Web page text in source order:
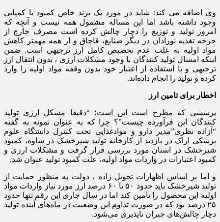
وی اضافه می کند: شاید در مورد یک برند خاص کمبود یا کمیابی
وجود داشته باشد اما این مساله مشمول همه نیست و آنچه که
امروز تولید و توزیع را دچار چالش کرده است مصرف خارج از
چرخه تغذیه نوزادان در دیگر صنایع، قاچاق و از همه مهمتر کاهش
مواد اولیه به علت عدم تخصیص کامل ارز ترجیهی است. ضمن
اینکه امسال تولید کنندگان با وجود مشکلات ارزی ، بدون انتقال ارز
ترجیهی و با استفاده از اعتبار خود بدون وقفه مواد اولیه را وارد
کرده و تولید را انجام داده‌اند.
اخطار برای تامین ارز
پرسشی که مطرح است این است؛ “دقیقا مشکل ارزی تولید
کنندگان این فرآورده چیست”؟ چرا که به عنوان نمونه به گفته
“آزاده نظری”مدیر دارو و موادغذایی تحت کنترل دانشگاه علوم
پزشکی اراک در بازدید از کارخانه تولید شیرخشک در ساوه، کمبود
شیرخشک در استان مورد بررسی قرار گرفت و مشکلات ارزی و
کمبود اعتبارات در واردات مواد اولیه، علت کمبود تولید عنوان شد.
و اما بر اساس اظهارات تحویل زاده ، دولت به منظور حمایت از
تولید شیرخشک باید حدود ۵۰ تا ۶۰ درصد ارز مورد نیاز واردات مواد
اولیه این محصول را تامین کند اما در سال جاری این رقم تنها حدود
۲۵ درصد بود که در صورت تداوم این وضعیت در ماه‌های آینده تولید
دچار چالش‌های جبران ناپذیری می‌شود.